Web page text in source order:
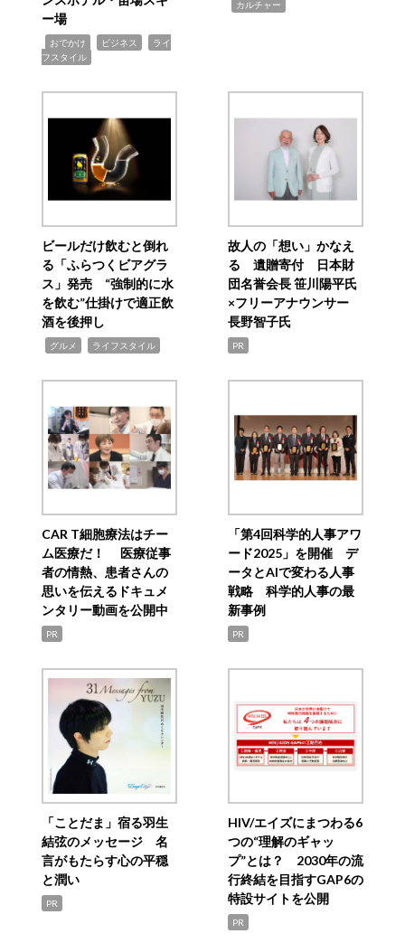
ー場
おでかけ ビジネス
ライ
フスタイル
カルチャー
ビールだけ飲むと倒れ
る「ふらつくビアグラ
ス」発売 “強制的に水
を飲む”仕掛けで適正飲
酒を後押し
グルメ ライフスタイル
故人の「想い」かなえ
る 遺贈寄付 日本財
団名誉会長 笹川陽平氏
×フリーアナウンサー
長野智子氏
PR
CAR T細胞療法はチー
ム医療だ！ 医療従事
者の情熱、患者さんの
思いを伝えるドキュメ
ンタリー動画を公開中
PR
「第4回科学的人事アワ
ード2025」を開催 デ
ータとAIで変わる人事
戦略 科学的人事の最
新事例
PR
「ことだま」宿る羽生
結弦のメッセージ 名
言がもたらす心の平穏
と潤い
PR
HIV/エイズにまつわる6
つの“理解のギャッ
プ”とは？ 2030年の流
行終結を目指すGAP6の
特設サイトを公開
PR